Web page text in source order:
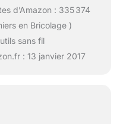
d’Amazon : 335 374
en Bricolage )
sans fil
: 13 janvier 2017